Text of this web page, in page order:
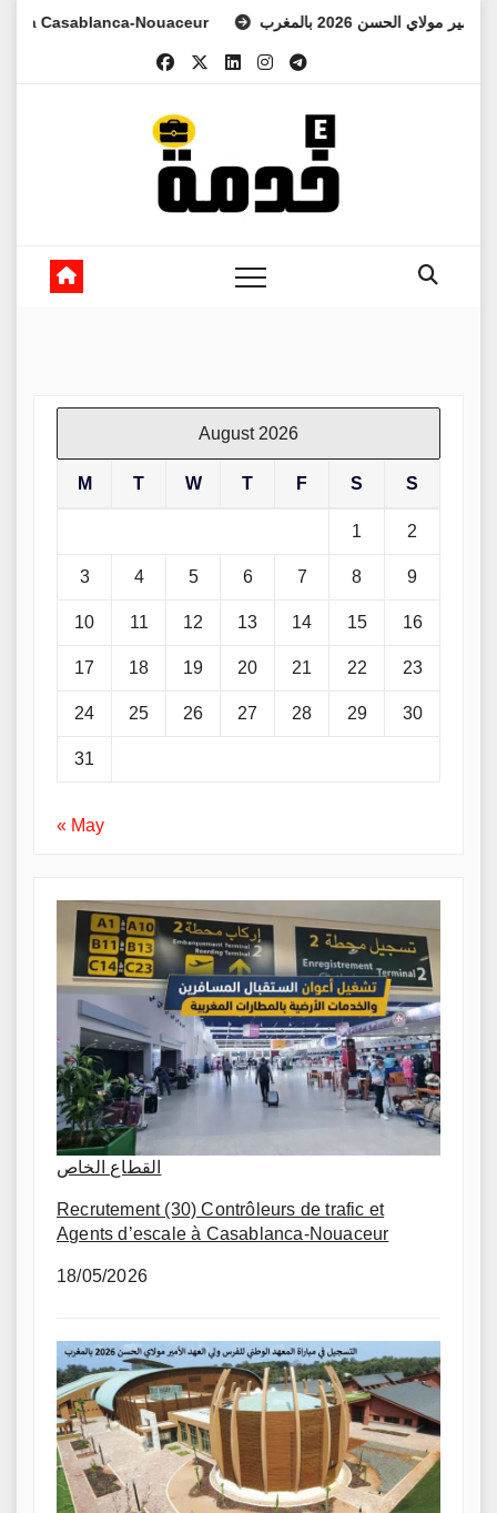
Nouaceur الأمير مولاي الحسن 2026 بالمغرب
August 2026
M T W T F S S
1 2
3 4 5 6 7 8 9
10 11 12 13 14 15 16
17 18 19 20 21 22 23
24 25 26 27 28 29 30
31
« May
القطاع الخاص
Recrutement (30) Contrôleurs de trafic et
Agents d’escale à Casablanca-Nouaceur
18/05/2026